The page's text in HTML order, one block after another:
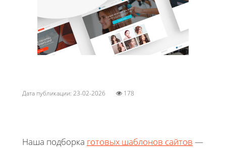
Дата публикации: 23-02-2026 178
Наша подборка готовых шаблонов сайтов —